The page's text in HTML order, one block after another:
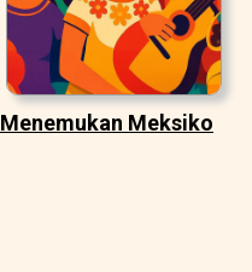
Menemukan Meksiko